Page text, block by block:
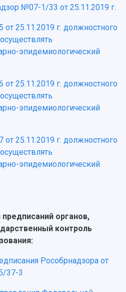
№07-1/33 от 25.11.2019 г.
25.11.2019 г. должностного
эпидемиологический
25.11.2019 г. должностного
эпидемиологический
25.11.2019 г. должностного
эпидемиологический
органов,
контроль
Рособрнадзора от
37-3